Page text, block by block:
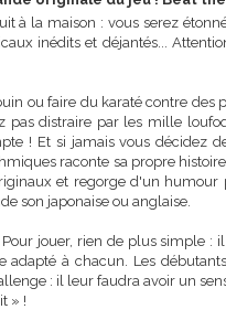
à la maison : vous serez
inédits et déjantés...
ou faire du karaté contre des
pas distraire par les mille
! Et si jamais vous décidez
raconte sa propre
et regorge d'un humour
son japonaise ou anglaise.
jouer, rien de plus simple
adapté à chacun. Les
: il leur faudra avoir un
» !